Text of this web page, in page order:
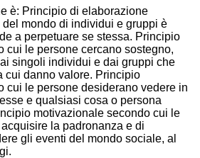
è: Principio di elaborazione
mondo di individui e gruppi è
a perpetuare se stessa. Principio
cui le persone cercano sostegno,
singoli individui e dai gruppi che
cui danno valore. Principio
cui le persone desiderano vedere in
e qualsiasi cosa o persona
motivazionale secondo cui le
la padronanza e di
gli eventi del mondo sociale, al